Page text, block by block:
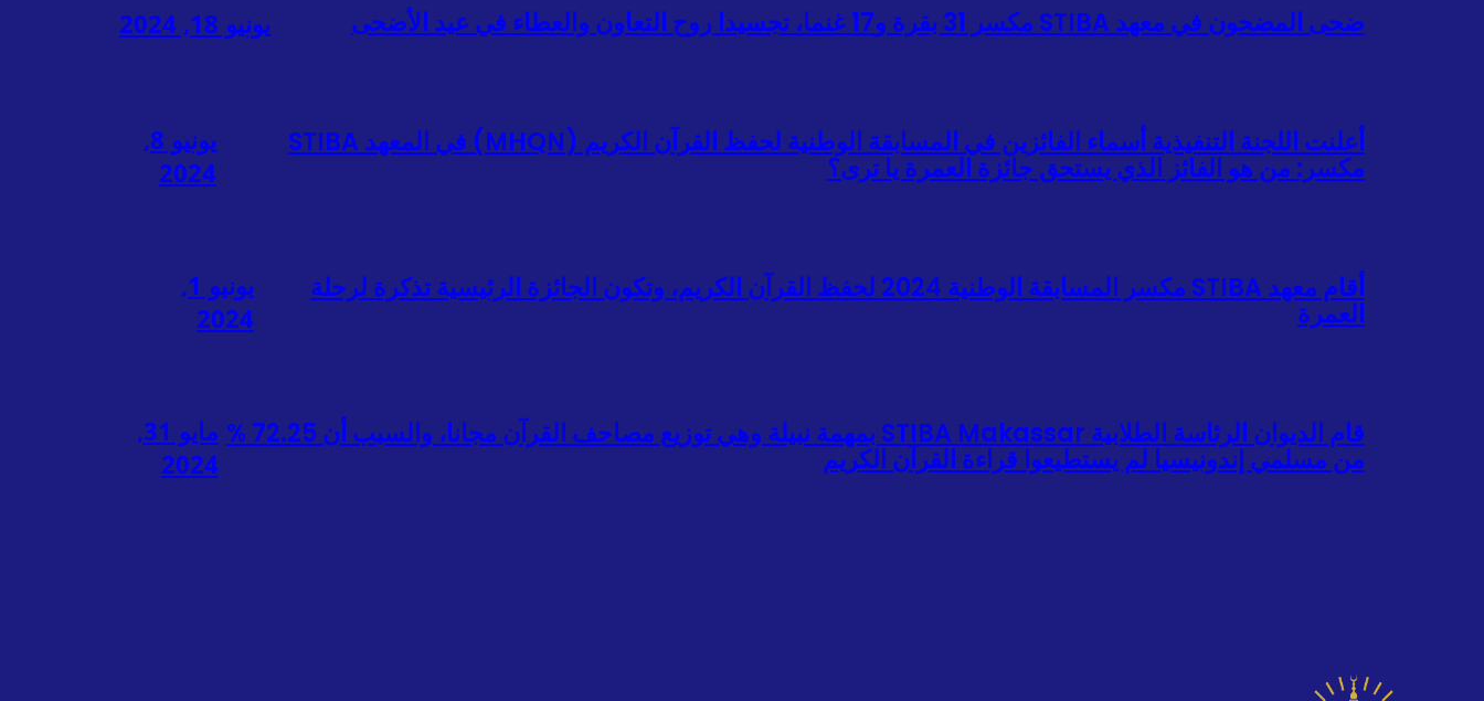
ضحى المضحون في معهد STIBA مكسر 31 بقرة و17 غنما، تجسيدا روح التعاون والعطاء في عيد الأضحى يونيو 18, 2024
أعلنت اللجنة التنفيذية أسماء الفائزين في المسابقة الوطنية لحفظ القرآن الكريم (MHQN) في المعهد STIBA
مكسر: من هو الفائز الذي يستحق جائزة العمرة يا ترى؟
يونيو 8,
2024
أقام معهد STIBA مكسر المسابقة الوطنية 2024 لحفظ القرآن الكريم، وتكون الجائزة الرئيسية تذكرة لرحلة
العمرة
يونيو 1,
2024
قام الديوان الرئاسة الطلابية STIBA Makassar بمهمة نبيلة وهي توزيع مصاحف القرآن مجانا، والسبب أن 72.25 %
من مسلمي إندونيسيا لم يستطيعوا قراءة القرآن الكريم
مايو 31,
2024